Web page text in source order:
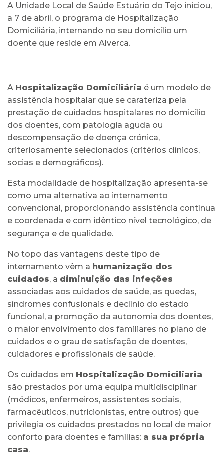
A Unidade Local de Saúde Estuário do Tejo iniciou,
a 7 de abril, o programa de Hospitalização
Domiciliária, internando no seu domicílio um
doente que reside em Alverca.
A Hospitalização Domiciliária é um modelo de
assistência hospitalar que se carateriza pela
prestação de cuidados hospitalares no domicílio
dos doentes, com patologia aguda ou
descompensação de doença crónica,
criteriosamente selecionados (critérios clínicos,
socias e demográficos).
Esta modalidade de hospitalização apresenta-se
como uma alternativa ao internamento
convencional, proporcionando assistência contínua
e coordenada e com idêntico nível tecnológico, de
segurança e de qualidade.
No topo das vantagens deste tipo de
internamento vêm a humanização dos
cuidados, a diminuição das infeções
associadas aos cuidados de saúde, as quedas,
síndromes confusionais e declínio do estado
funcional, a promoção da autonomia dos doentes,
o maior envolvimento dos familiares no plano de
cuidados e o grau de satisfação de doentes,
cuidadores e profissionais de saúde.
Os cuidados em Hospitalização Domiciliaria
são prestados por uma equipa multidisciplinar
(médicos, enfermeiros, assistentes sociais,
farmacêuticos, nutricionistas, entre outros) que
privilegia os cuidados prestados no local de maior
conforto para doentes e famílias: a sua própria
casa.